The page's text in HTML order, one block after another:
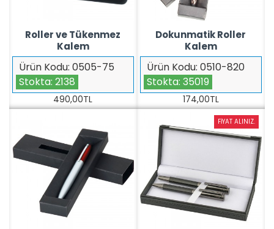
Ürün Kodu: 0505-75
Stokta: 2138
Roller ve Tükenmez
Kalem
490,00TL
Ürün Kodu: 0510-820
Stokta: 35019
Dokunmatik Roller
Kalem
174,00TL
FIYAT ALINIZ.